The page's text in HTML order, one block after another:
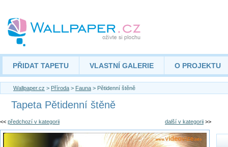
PŘIDAT TAPETU VLASTNÍ GALERIE O PROJEKTU
Wallpaper.cz > Příroda > Fauna > Pětidenní štěně
Tapeta Pětidenní štěně
<< předchozí v kategorii další v kategorii >>